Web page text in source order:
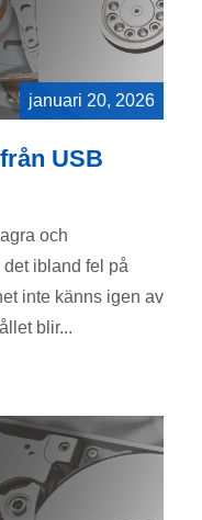
januari 20, 2026
USB
och
ibland fel på
inte känns igen av
blir...